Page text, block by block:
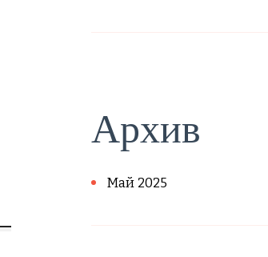
Архив
Май 2025